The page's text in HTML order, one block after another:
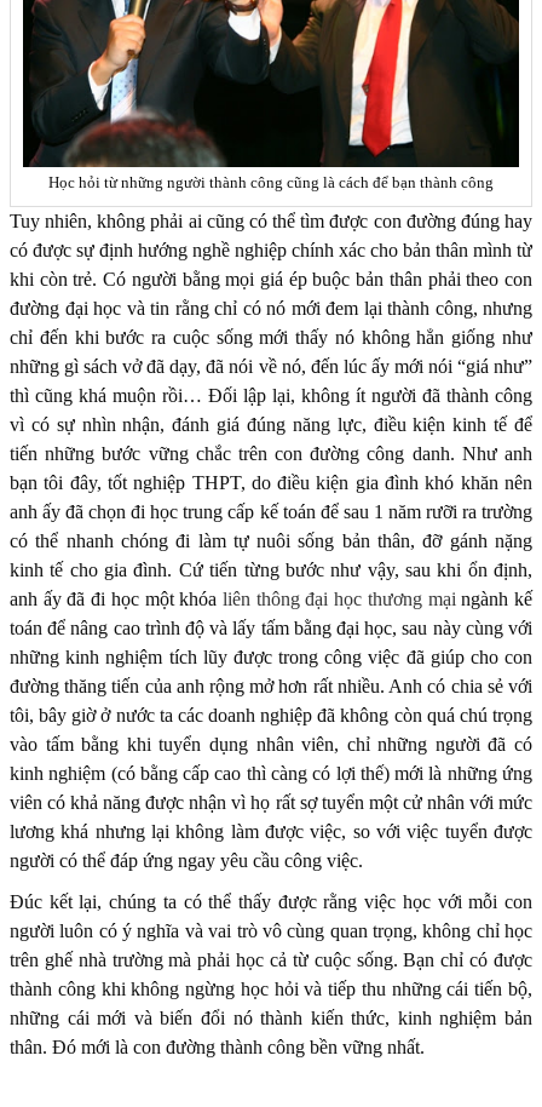
Học hỏi từ những người thành công cũng là cách để bạn thành công
Tuy nhiên, không phải ai cũng có thể tìm được con đường đúng hay
có được sự định hướng nghề nghiệp chính xác cho bản thân mình từ
khi còn trẻ. Có người bằng mọi giá ép buộc bản thân phải theo con
đường đại học và tin rằng chỉ có nó mới đem lại thành công, nhưng
chỉ đến khi bước ra cuộc sống mới thấy nó không hẳn giống như
những gì sách vở đã dạy, đã nói về nó, đến lúc ấy mới nói “giá như”
thì cũng khá muộn rồi… Đối lập lại, không ít người đã thành công
vì có sự nhìn nhận, đánh giá đúng năng lực, điều kiện kinh tế để
tiến những bước vững chắc trên con đường công danh. Như anh
bạn tôi đây, tốt nghiệp THPT, do điều kiện gia đình khó khăn nên
anh ấy đã chọn đi học trung cấp kế toán để sau 1 năm rưỡi ra trường
có thể nhanh chóng đi làm tự nuôi sống bản thân, đỡ gánh nặng
kinh tế cho gia đình. Cứ tiến từng bước như vậy, sau khi ổn định,
anh ấy đã đi học một khóa liên thông đại học thương mại ngành kế
toán để nâng cao trình độ và lấy tấm bằng đại học, sau này cùng với
những kinh nghiệm tích lũy được trong công việc đã giúp cho con
đường thăng tiến của anh rộng mở hơn rất nhiều. Anh có chia sẻ với
tôi, bây giờ ở nước ta các doanh nghiệp đã không còn quá chú trọng
vào tấm bằng khi tuyển dụng nhân viên, chỉ những người đã có
kinh nghiệm (có bằng cấp cao thì càng có lợi thế) mới là những ứng
viên có khả năng được nhận vì họ rất sợ tuyển một cử nhân với mức
lương khá nhưng lại không làm được việc, so với việc tuyển được
người có thể đáp ứng ngay yêu cầu công việc.
Đúc kết lại, chúng ta có thể thấy được rằng việc học với mỗi con
người luôn có ý nghĩa và vai trò vô cùng quan trọng, không chỉ học
trên ghế nhà trường mà phải học cả từ cuộc sống. Bạn chỉ có được
thành công khi không ngừng học hỏi và tiếp thu những cái tiến bộ,
những cái mới và biến đổi nó thành kiến thức, kinh nghiệm bản
thân. Đó mới là con đường thành công bền vững nhất.